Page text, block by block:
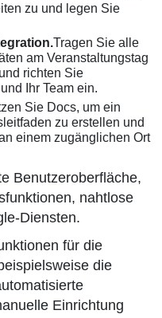
zu und legen Sie
Tragen Sie alle
am Veranstaltungstag
richten Sie
Ihr Team ein.
Sie Docs, um ein
zu erstellen und
einem zugänglichen Ort
Benutzeroberfläche,
nahtlose
Diensten.
für die
die
Einrichtung